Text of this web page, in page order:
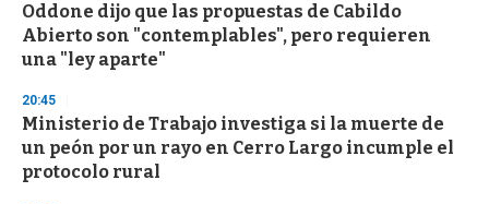
Oddone dijo que las propuestas de Cabildo
Abierto son "contemplables", pero requieren
una "ley aparte"
20:45
Ministerio de Trabajo investiga si la muerte de
un peón por un rayo en Cerro Largo incumple el
protocolo rural